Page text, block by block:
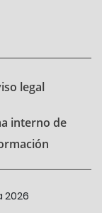
legal
interno de
2026